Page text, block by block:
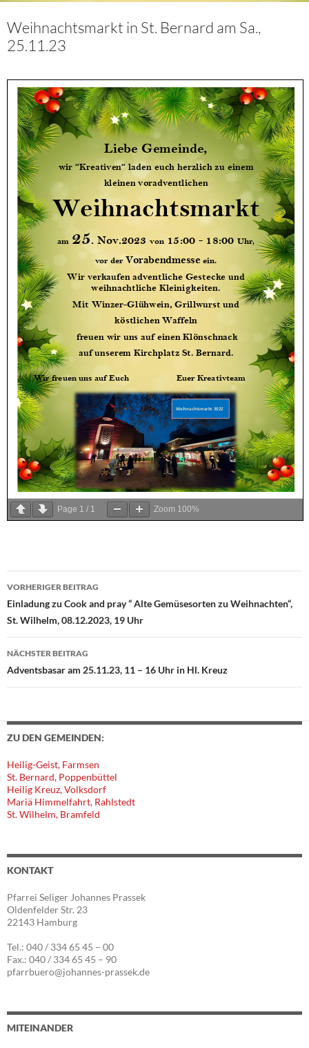
Weihnachtsmarkt in St. Bernard am Sa.,
25.11.23
Page 1 / 1 Zoom 100%
Beitragsnavigation
VORHERIGER BEITRAG
Einladung zu Cook and pray “ Alte Gemüsesorten zu Weihnachten“,
St. Wilhelm, 08.12.2023, 19 Uhr
NÄCHSTER BEITRAG
Adventsbasar am 25.11.23, 11 – 16 Uhr in Hl. Kreuz
ZU DEN GEMEINDEN:
Heilig-Geist, Farmsen
St. Bernard, Poppenbüttel
Heilig Kreuz, Volksdorf
Mariä Himmelfahrt, Rahlstedt
St. Wilhelm, Bramfeld
KONTAKT
Pfarrei Seliger Johannes Prassek
Oldenfelder Str. 23
22143 Hamburg
Tel.: 040 / 334 65 45 – 00
Fax.: 040 / 334 65 45 – 90
pfarrbuero@johannes-prassek.de
MITEINANDER